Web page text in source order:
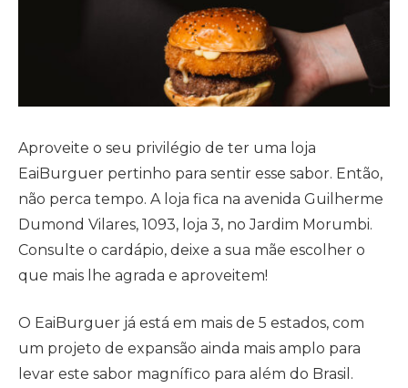
Aproveite o seu privilégio de ter uma loja
EaiBurguer pertinho para sentir esse sabor. Então,
não perca tempo. A loja fica na avenida Guilherme
Dumond Vilares, 1093, loja 3, no Jardim Morumbi.
Consulte o cardápio, deixe a sua mãe escolher o
que mais lhe agrada e aproveitem!
O EaiBurguer já está em mais de 5 estados, com
um projeto de expansão ainda mais amplo para
levar este sabor magnífico para além do Brasil.